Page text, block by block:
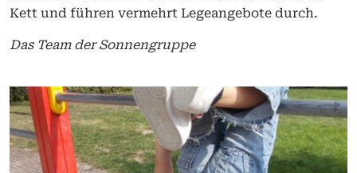
Kett und führen vermehrt Legeangebote durch.
Das Team der Sonnengruppe